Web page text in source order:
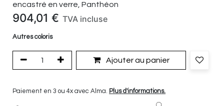
encastré en verre, Panthéon
904,01 € TVA incluse
Autres coloris
Ajouter au panier
Paiement en 3 ou 4x avec Alma. Plus d'informations.